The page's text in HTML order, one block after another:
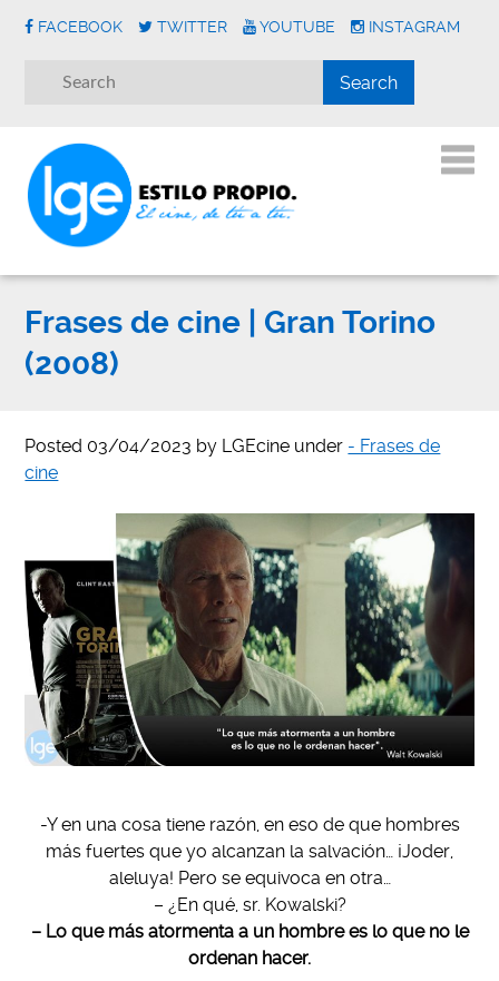
FACEBOOK TWITTER YOUTUBE INSTAGRAM
Frases de cine | Gran Torino
(2008)
Posted 03/04/2023 by LGEcine under - Frases de
cine
-Y en una cosa tiene razón, en eso de que hombres
más fuertes que yo alcanzan la salvación… ¡Joder,
aleluya! Pero se equivoca en otra…
– ¿En qué, sr. Kowalski?
– Lo que más atormenta a un hombre es lo que no le
ordenan hacer.